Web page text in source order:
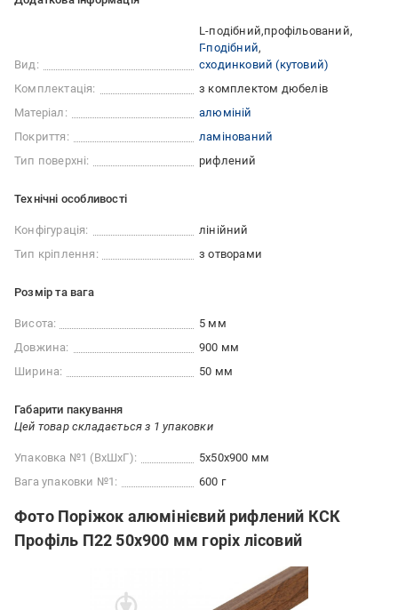
Вид:
L-подібний профільований
Г-подібний
сходинковий (кутовий)
Комплектація:
з комплектом дюбелів
Матеріал:
алюміній
Покриття:
ламінований
Тип поверхні:
рифлений
Технічні особливості
Конфігурація:
лінійний
Тип кріплення:
з отворами
Розмір та вага
Висота:
5 мм
Довжина:
900 мм
Ширина:
50 мм
Габарити пакування
Цей товар складається з 1 упаковки
Упаковка №1 (ВхШхГ):
5x50x900 мм
Вага упаковки №1:
600 г
Фото Поріжок алюмінієвий рифлений КСК
Профіль П22 50х900 мм горіх лісовий